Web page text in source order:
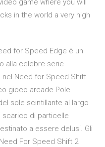
game where you will
in the world a very high
for Speed Edge è un
alla celebre serie
nel Need for Speed Shift
gioco arcade Pole
sole scintillante al largo
di particelle
a essere delusi. Gli
For Speed Shift 2